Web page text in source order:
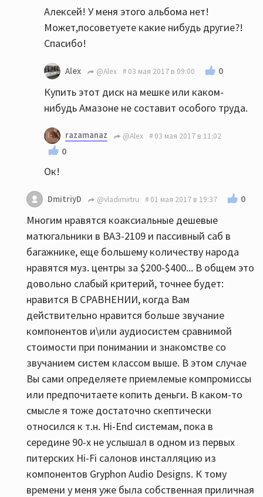
Алексей! У меня этого альбома нет!
Может,посоветуете какие нибудь другие?!
Спасибо!
Alex @Alex 03 мая 2017 в 09:00 0
Купить этот диск на мешке или каком-
нибудь Амазоне не составит особого труда.
razamanaz @Alex 03 мая 2017 в 11:02
0
Ок!
DmitriyD @vladimirtru 01 мая 2017 в 19:37 0
Многим нравятся коаксиальные дешевые
матюгальники в ВАЗ-2109 и пассивный саб в
багажнике, еще большему количеству народа
нравятся муз. центры за $200-$400... В общем это
довольно слабый критерий, точнее будет:
нравится В СРАВНЕНИИ, когда Вам
действительно нравится больше звучание
компонентов и\или аудиосистем сравнимой
стоимости при понимании и знакомстве со
звучанием систем классом выше. В этом случае
Вы сами определяете приемлемые компромиссы
или предпочитаете копить деньги. В каком-то
смысле я тоже достаточно скептически
относился к т.н. Hi-End системам, пока в
середине 90-х не услышал в одном из первых
питерских Hi-Fi салонов инсталляцию из
компонентов Gryphon Audio Designs. К тому
времени у меня уже была собственная приличная